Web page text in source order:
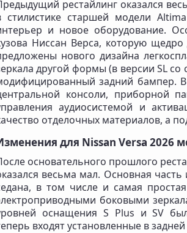
рестайлинг оказался
стилистике старшей модели
и новое оборудование.
Ниссан Верса, которую
нового дизайна
другой формы (в версии SL
задний бампер.
консоли, приборной
аудиосистемой и
отделочных материалов, а
для Nissan Versa 2026
основательного прошлого
весьма мал. Основная
в том числе и самая
боковыми
оснащения S Plus и SV
входят установленные в